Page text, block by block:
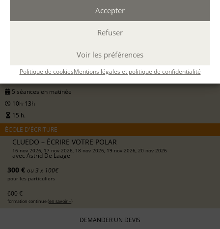
Accepter
Refuser
Voir les préférences
Politique de cookiesMentions légales et politique de confidentialité
A DISTANCE
5 séances en matinée
10h-13h
15 h.
ÉCOLE D'ÉCRITURE
CLUEDO – ÉCRIRE VOTRE POLAR
16 nov 2026, 17 nov 2026, 18 nov 2026, 19 nov 2026, 20 nov 2026
avec Astrid De Laage
300 € ou 3 x 100€
pour les particuliers
600 €
formation continue (en savoir +)
DEMANDER UN DEVIS